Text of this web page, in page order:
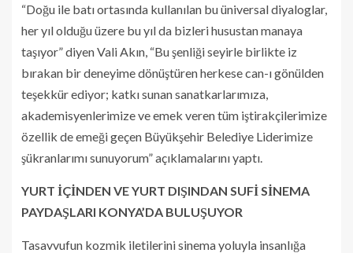
“Doğu ile batı ortasında kullanılan bu üniversal diyaloglar,
her yıl olduğu üzere bu yıl da bizleri husustan manaya
taşıyor” diyen Vali Akın, “Bu şenliği seyirle birlikte iz
bırakan bir deneyime dönüştüren herkese can-ı gönülden
teşekkür ediyor; katkı sunan sanatkarlarımıza,
akademisyenlerimize ve emek veren tüm iştirakçilerimize
özellik de emeği geçen Büyükşehir Belediye Liderimize
şükranlarımı sunuyorum” açıklamalarını yaptı.
YURT İÇİNDEN VE YURT DIŞINDAN SUFİ SİNEMA
PAYDAŞLARI KONYA’DA BULUŞUYOR
Tasavvufun kozmik iletilerini sinema yoluyla insanlığa